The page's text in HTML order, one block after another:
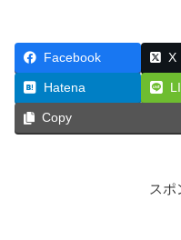
c
e
b
o
st
o
d
o
ail
Facebook X
Hatena
Copy
スポ